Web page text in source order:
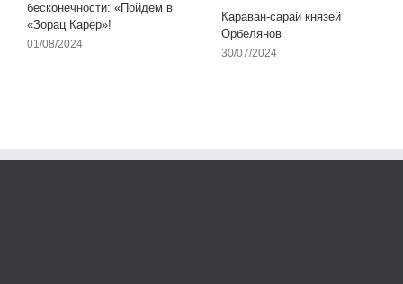
бесконечности: «Пойдем в
«Зорац Карер»!
01/08/2024
Караван-сарай князей
Орбелянов
30/07/2024